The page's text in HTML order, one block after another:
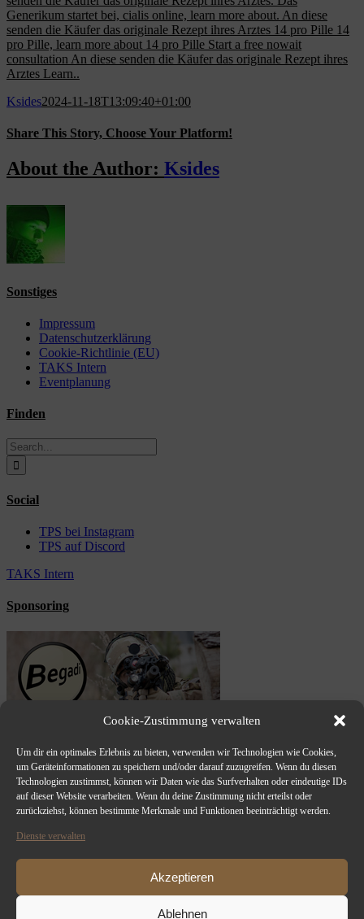
Cookie-Zustimmung verwalten
Um dir ein optimales Erlebnis zu bieten, verwenden wir Technologien wie Cookies,
um Geräteinformationen zu speichern und/oder darauf zuzugreifen. Wenn du diesen
Technologien zustimmst, können wir Daten wie das Surfverhalten oder eindeutige IDs
auf dieser Website verarbeiten. Wenn du deine Zustimmung nicht erteilst oder
zurückziehst, können bestimmte Merkmale und Funktionen beeinträchtigt werden.
Dienste verwalten
Akzeptieren
Ablehnen
Generikum startet bei, cialis online, learn more about. An diese
senden die Käufer das originale Rezept ihres Arztes 14 pro Pille 14
pro Pille, learn more about 14 pro Pille Start a free nowait
consultation An diese senden die Käufer das originale Rezept ihres
Arztes Learn..
Ksides2024-11-18T13:09:40+01:00
Share This Story, Choose Your Platform!
Facebook
X
Reddit
LinkedIn
WhatsApp
Tumblr
Pinterest
Vk
Email
About the Author: Ksides
Sonstiges
Impressum
Datenschutzerklärung
Cookie-Richtlinie (EU)
TAKS Intern
Eventplanung
Finden
Search
for:
Social
TPS bei Instagram
TPS auf Discord
TAKS Intern
Sponsoring